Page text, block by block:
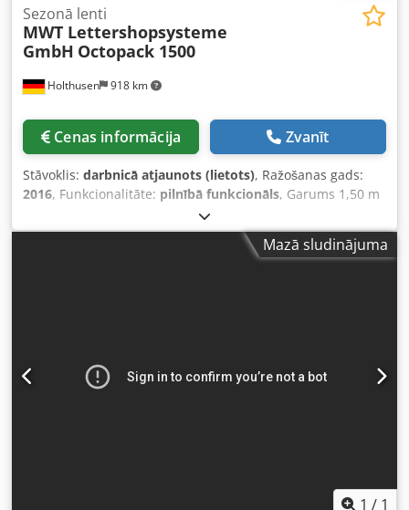
Holthusen 918 km
Sezonā lenti
MWT Lettershopsysteme
GmbH Octopack 1500
Cenas informācija Zvanīt
Stāvoklis: darbnicā atjaunots (lietots), Ražošanas gads:
2016, Funkcionalitāte: pilnībā funkcionāls, Garums 1,50 m
- PLC vadība Formāti līdz B4 Iespējami dažādi vedēju
attālumi Priekšizvēles skaitītājs, kopējais skaitītājs Vadība
ar nolasīšanas palīdzību iespējama (piemēram, saišu
Mazā sludinājuma
1 / 1